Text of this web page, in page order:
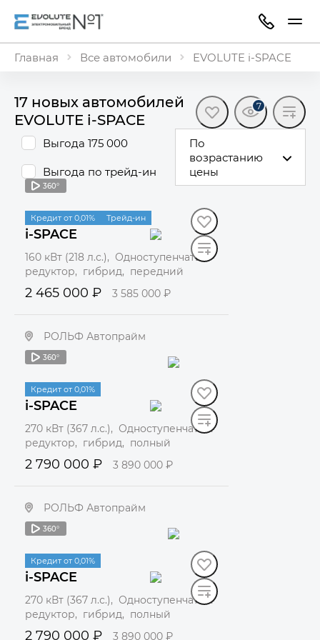
Главная Все автомобили EVOLUTE i-SPACE
17 новых автомобилей
EVOLUTE i⁠-⁠SPACE
7
Выгода 175 000
Выгода по трейд-ин
По
возрастанию
цены
Кредит от 0,01% Трейд-ин
360°
В наличии
i-SPACE
160 кВт (218 л.с.), Одноступенчатый
редуктор, гибрид, передний
2 465 000 ₽ 3 585 000 ₽
РОЛЬФ Автопрайм
Кредит от 0,01%
360°
В наличии
i-SPACE
270 кВт (367 л.с.), Одноступенчатый
редуктор, гибрид, полный
2 790 000 ₽ 3 890 000 ₽
РОЛЬФ Автопрайм
Кредит от 0,01%
360°
В наличии
i-SPACE
270 кВт (367 л.с.), Одноступенчатый
редуктор, гибрид, полный
2 790 000 ₽ 3 890 000 ₽